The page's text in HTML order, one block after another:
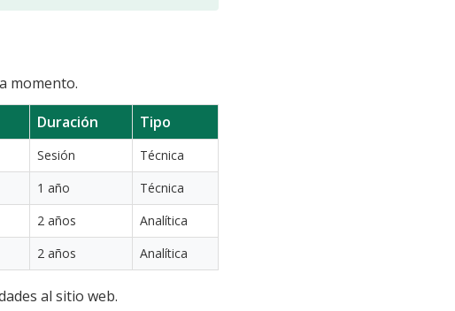
momento.
Duración Tipo
Sesión
Técnica
1 año
Técnica
2 años
Analítica
2 años Analítica
al sitio web.